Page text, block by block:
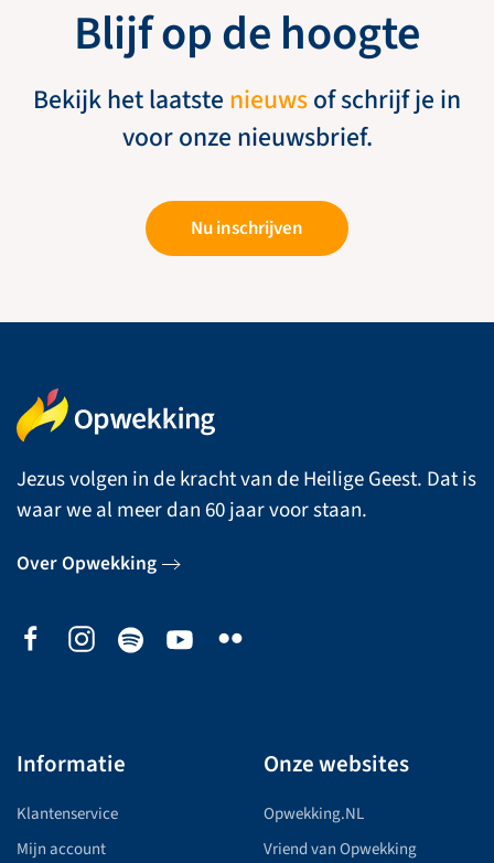
Blijf op de hoogte
Bekijk het laatste nieuwsof schrijf je in
voor onze nieuwsbrief.
Nu inschrijven
Jezus volgen in de kracht van de Heilige Geest. Dat is
waar we al meer dan 60 jaar voor staan.
Over Opwekking
Informatie
Klantenservice
Mijn account
Onze websites
Opwekking.NL
Vriend van Opwekking